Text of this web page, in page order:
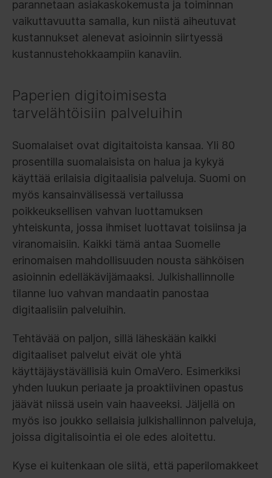
parannetaan asiakaskokemusta ja toiminnan
vaikuttavuutta samalla, kun niistä aiheutuvat
kustannukset alenevat asioinnin siirtyessä
kustannustehokkaampiin kanaviin.
Paperien digitoimisesta
tarvelähtöisiin palveluihin
Suomalaiset ovat digitaitoista kansaa. Yli 80
prosentilla suomalaisista on halua ja kykyä
käyttää erilaisia digitaalisia palveluja. Suomi on
myös kansainvälisessä vertailussa
poikkeuksellisen vahvan luottamuksen
yhteiskunta, jossa ihmiset luottavat toisiinsa ja
viranomaisiin. Kaikki tämä antaa Suomelle
erinomaisen mahdollisuuden nousta sähköisen
asioinnin edelläkävijämaaksi. Julkishallinnolle
tilanne luo vahvan mandaatin panostaa
digitaalisiin palveluihin.
Tehtävää on paljon, sillä läheskään kaikki
digitaaliset palvelut eivät ole yhtä
käyttäjäystävällisiä kuin OmaVero. Esimerkiksi
yhden luukun periaate ja proaktiivinen opastus
jäävät niissä usein vain haaveeksi. Jäljellä on
myös iso joukko sellaisia julkishallinnon palveluja,
joissa digitalisointia ei ole edes aloitettu.
Kyse ei kuitenkaan ole siitä, että paperilomakkeet